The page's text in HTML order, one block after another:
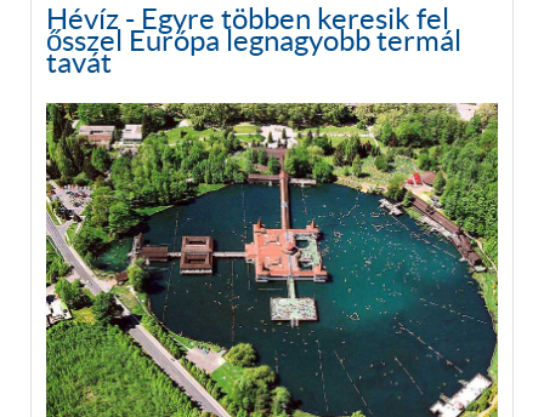
Hévíz - Egyre többen keresik fel
ősszel Európa legnagyobb termál
tavát